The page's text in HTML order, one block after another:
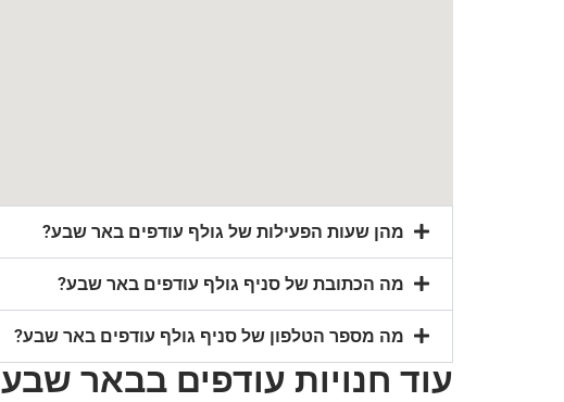
מהן שעות הפעילות של גולף עודפים באר שבע?
מה הכתובת של סניף גולף עודפים באר שבע?
מה מספר הטלפון של סניף גולף עודפים באר שבע?
עוד חנויות עודפים בבאר שבע